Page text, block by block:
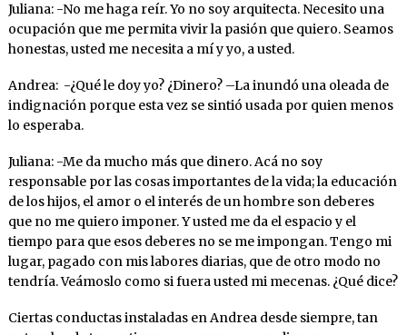
Juliana: -No me haga reír. Yo no soy arquitecta. Necesito una
ocupación que me permita vivir la pasión que quiero. Seamos
honestas, usted me necesita a mí y yo, a usted.
Andrea: -¿Qué le doy yo? ¿Dinero? –La inundó una oleada de
indignación porque esta vez se sintió usada por quien menos
lo esperaba.
Juliana: -Me da mucho más que dinero. Acá no soy
responsable por las cosas importantes de la vida; la educación
de los hijos, el amor o el interés de un hombre son deberes
que no me quiero imponer. Y usted me da el espacio y el
tiempo para que esos deberes no se me impongan. Tengo mi
lugar, pagado con mis labores diarias, que de otro modo no
tendría. Veámoslo como si fuera usted mi mecenas. ¿Qué dice?
Ciertas conductas instaladas en Andrea desde siempre, tan